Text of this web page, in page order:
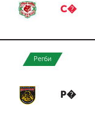
С�
Регби
Р�